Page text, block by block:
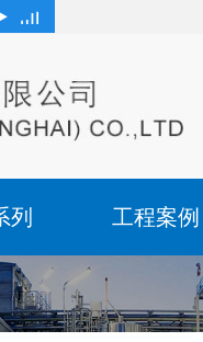
列 工程案例